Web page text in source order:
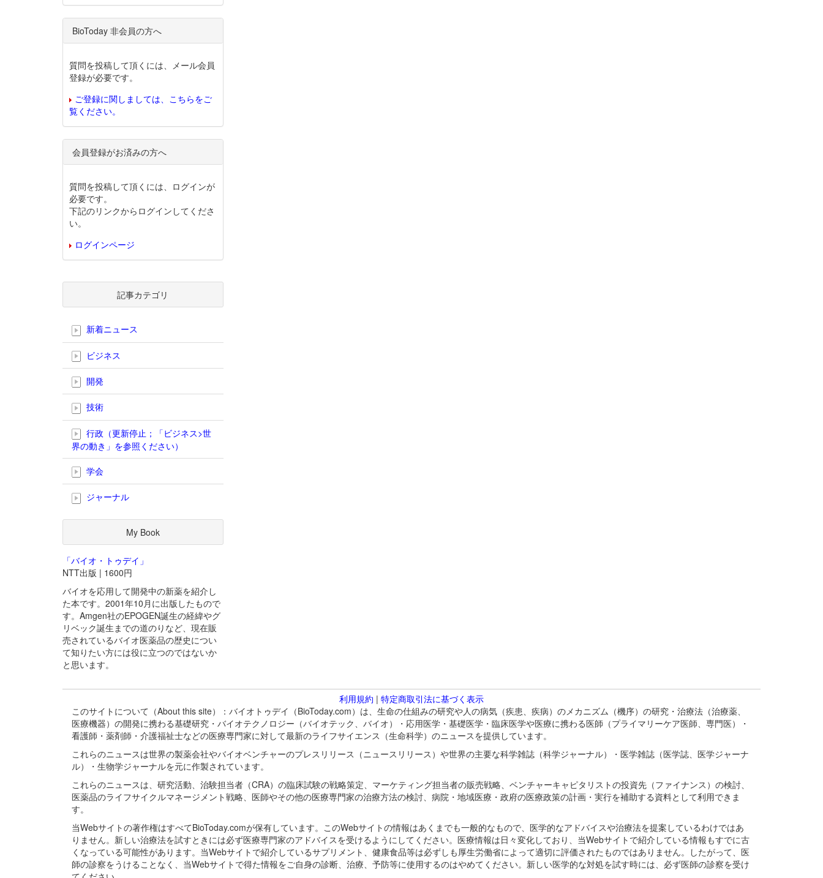
BioToday 非会員の方へ
質問を投稿して頂くには、メール会員
登録が必要です。
ご登録に関しましては、こちらをご
覧ください。
会員登録がお済みの方へ
質問を投稿して頂くには、ログインが
必要です。
下記のリンクからログインしてくださ
い。
ログインページ
記事カテゴリ
新着ニュース
ビジネス
開発
技術
行政（更新停止；「ビジネス>世
界の動き」を参照ください）
学会
ジャーナル
My Book
「バイオ・トゥデイ」
NTT出版 | 1600円
バイオを応用して開発中の新薬を紹介し
た本です。2001年10月に出版したもので
す。Amgen社のEPOGEN誕生の経緯やグ
リベック誕生までの道のりなど、現在販
売されているバイオ医薬品の歴史につい
て知りたい方には役に立つのではないか
と思います。
利用規約 | 特定商取引法に基づく表示
このサイトについて（About this site）：バイオトゥデイ（BioToday.com）は、生命の仕組みの研究や人の病気（疾患、疾病）のメカニズム（機序）の研究・治療法（治療薬、
医療機器）の開発に携わる基礎研究・バイオテクノロジー（バイオテック、バイオ）・応用医学・基礎医学・臨床医学や医療に携わる医師（プライマリーケア医師、専門医）・
看護師・薬剤師・介護福祉士などの医療専門家に対して最新のライフサイエンス（生命科学）のニュースを提供しています。
これらのニュースは世界の製薬会社やバイオベンチャーのプレスリリース（ニュースリリース）や世界の主要な科学雑誌（科学ジャーナル）・医学雑誌（医学誌、医学ジャーナ
ル）・生物学ジャーナルを元に作製されています。
これらのニュースは、研究活動、治験担当者（CRA）の臨床試験の戦略策定、マーケティング担当者の販売戦略、ベンチャーキャピタリストの投資先（ファイナンス）の検討、
医薬品のライフサイクルマネージメント戦略、医師やその他の医療専門家の治療方法の検討、病院・地域医療・政府の医療政策の計画・実行を補助する資料として利用できま
す。
当Webサイトの著作権はすべてBioToday.comが保有しています。このWebサイトの情報はあくまでも一般的なもので、医学的なアドバイスや治療法を提案しているわけではあ
りません。新しい治療法を試すときには必ず医療専門家のアドバイスを受けるようにしてください。医療情報は日々変化しており、当Webサイトで紹介している情報もすでに古
くなっている可能性があります。当Webサイトで紹介しているサプリメント、健康食品等は必ずしも厚生労働省によって適切に評価されたものではありません。したがって、医
師の診察をうけることなく、当Webサイトで得た情報をご自身の診断、治療、予防等に使用するのはやめてください。新しい医学的な対処を試す時には、必ず医師の診察を受け